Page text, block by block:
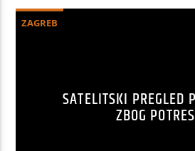
ZAGREB
SATELITSKI PREGLED
ZBOG